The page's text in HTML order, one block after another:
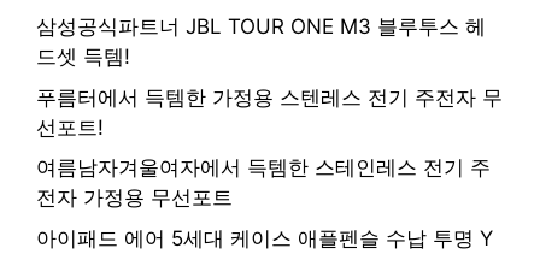
삼성공식파트너 JBL TOUR ONE M3 블루투스 헤
드셋 득템!
푸름터에서 득템한 가정용 스텐레스 전기 주전자 무
선포트!
여름남자겨울여자에서 득템한 스테인레스 전기 주
전자 가정용 무선포트
아이패드 에어 5세대 케이스 애플펜슬 수납 투명 Y